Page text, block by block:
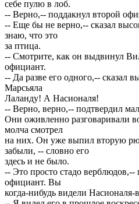
себе пулю в лоб.
-- Верно,-- поддакнул второй
-- Еще бы не верно,-- сказал
знаю, что это
за птица.
-- Смотрите, как он выдвинул
официант.
-- Да разве его одного,-- сказал
Mapсьяла
Лаланду! А Насионаля!
-- Верно, верно,-- подтвердил
Они оживленно разговаривали
молча смотрел
на них. Он уже выпил вторую
забыли, -- словно его
здесь и не было.
-- Это просто стадо
официант. Вы
когда-нибудь видели Насионаля-